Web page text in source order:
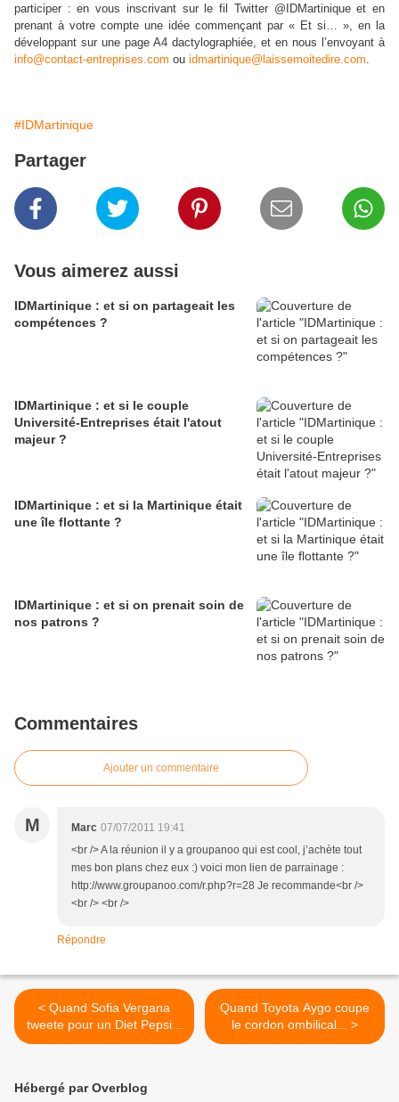
participer : en vous inscrivant sur le fil Twitter @IDMartinique et en
prenant à votre compte une idée commençant par « Et si… », en la
développant sur une page A4 dactylographiée, et en nous l’envoyant à
info@contact-entreprises.com ou idmartinique@laissemoitedire.com
#IDMartinique
Partager
Vous aimerez aussi
IDMartinique : et si on partageait les
compétences ?
IDMartinique : et si le couple
Université-Entreprises était l'atout
majeur ?
IDMartinique : et si la Martinique était
une île flottante ?
IDMartinique : et si on prenait soin de
nos patrons ?
Commentaires
Ajouter un commentaire
M Marc 07/07/2011 19:41
<br /> A la réunion il y a groupanoo qui est cool, j’achète tout
mes bon plans chez eux :) voici mon lien de parrainage :
http://www.groupanoo.com/r.php?r=28 Je recommande<br />
<br /> <br />
Répondre
< Quand Sofia Vergana
tweete pour un Diet Pepsi...
Quand Toyota Aygo coupe
le cordon ombilical... >
Hébergé par Overblog